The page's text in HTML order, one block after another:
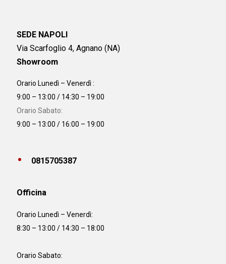
SEDE NAPOLI
Via Scarfoglio 4, Agnano (NA)
Showroom
Orario Lunedì – Venerdì :
9:00 – 13:00 / 14:30 – 19:00
Orario Sabato:
9:00 – 13:00 / 16:00 – 19:00
0815705387
Officina
Orario Lunedì – Venerdì:
8:30 – 13:00 / 14:30 – 18:00
Orario Sabato: